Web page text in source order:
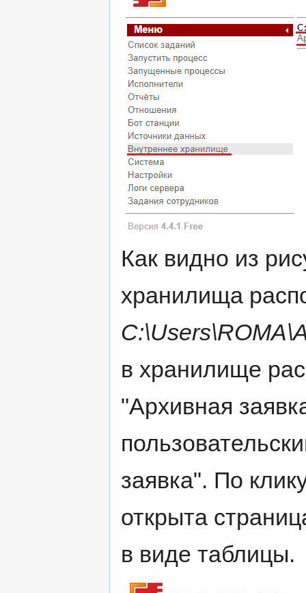
Как видно из
хранилища
в хранилище
"Архивная
заявка". По
открыта
в виде таблицы.